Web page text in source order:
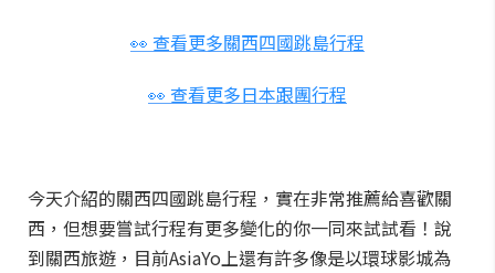
👀 查看更多關西四國跳島行程
👀 查看更多日本跟團行程
今天介紹的關西四國跳島行程，實在非常推薦給喜歡關
西，但想要嘗試行程有更多變化的你一同來試試看！說
到關西旅遊，目前AsiaYo上還有許多像是以環球影城為